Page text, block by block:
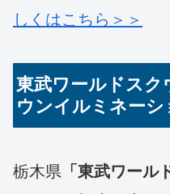
しくはこちら＞＞
東武ワールドス
ウンイルミネーシ
栃木県 「東武ワール